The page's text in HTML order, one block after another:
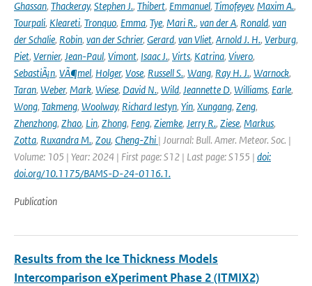
Ghassan, Thackeray, Stephen J., Thibert, Emmanuel, Timofeyev, Maxim A.,
Tourpali, Kleareti, Tronquo, Emma, Tye, Mari R., van der A, Ronald, van
der Schalie, Robin, van der Schrier, Gerard, van Vliet, Arnold J. H., Verburg,
Piet, Vernier, Jean-Paul, Vimont, Isaac J., Virts, Katrina, Vivero,
SebastiÃ¡n, VÃ¶mel, Holger, Vose, Russell S., Wang, Ray H. J., Warnock,
Taran, Weber, Mark, Wiese, David N., Wild, Jeannette D, Williams, Earle,
Wong, Takmeng, Woolway, Richard Iestyn, Yin, Xungang, Zeng,
Zhenzhong, Zhao, Lin, Zhong, Feng, Ziemke, Jerry R., Ziese, Markus,
Zotta, Ruxandra M., Zou, Cheng-Zhi | Journal: Bull. Amer. Meteor. Soc. |
Volume: 105 | Year: 2024 | First page: S12 | Last page: S155 | doi:
doi.org/10.1175/BAMS-D-24-0116.1.
Publication
Results from the Ice Thickness Models
Intercomparison eXperiment Phase 2 (ITMIX2)